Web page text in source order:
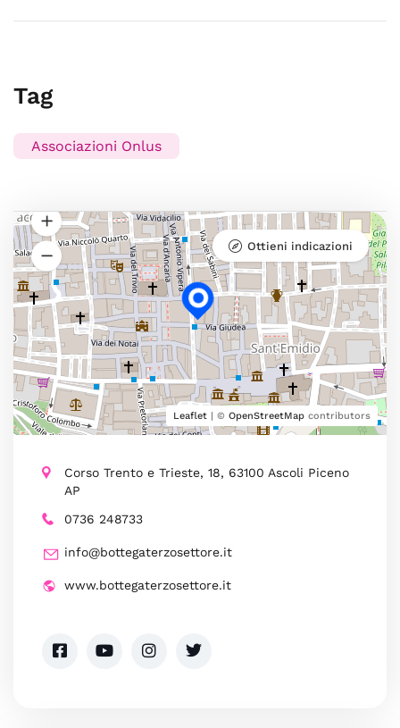
Tag
Associazioni Onlus
Leaflet | © OpenStreetMap contributors
Ottieni indicazioni
Corso Trento e Trieste, 18, 63100 Ascoli Piceno
AP
0736 248733
info@bottegaterzosettore.it
www.bottegaterzosettore.it